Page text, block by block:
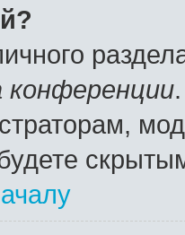
конференции